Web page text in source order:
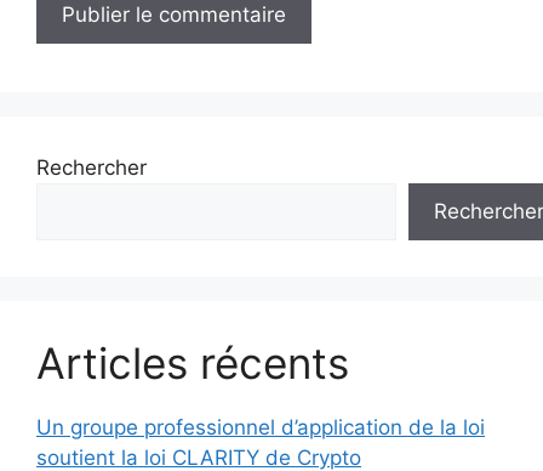
Rechercher
Rechercher
Articles récents
Un groupe professionnel d’application de la loi
soutient la loi CLARITY de Crypto